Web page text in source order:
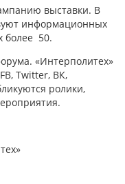
выставки. В
информационных
более 50.
«Интерполитех»
Twitter, ВК,
ролики,